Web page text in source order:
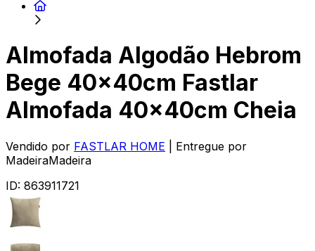
Almofada Algodão Hebrom
Bege 40x40cm Fastlar
Almofada 40x40cm Cheia
Vendido por FASTLAR HOME
| Entregue por
MadeiraMadeira
ID: 863911721